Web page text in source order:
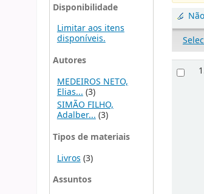
Disponibilidade
Limitar aos itens
disponíveis.
Autores
MEDEIROS NETO,
Elias... (3)
SIMÃO FILHO,
Adalber...(3)
Tipos de materiais
Livros (3)
Assuntos